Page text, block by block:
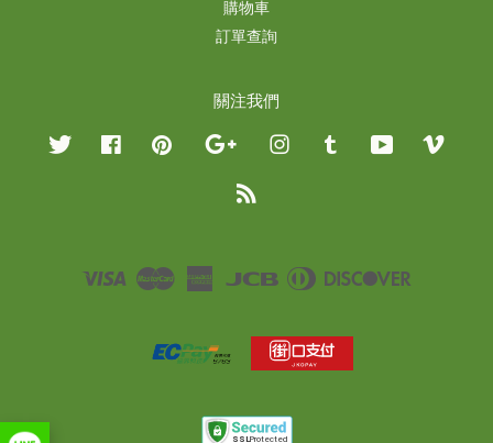
購物車
訂單查詢
關注我們
Twitter Facebook Pinterest Google InstagramTumblr YouTube
Visa Master
American
JCB
Diners